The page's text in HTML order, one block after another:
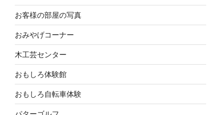
お客様の部屋の写真
おみやげコーナー
木工芸センター
おもしろ体験館
おもしろ自転車体験